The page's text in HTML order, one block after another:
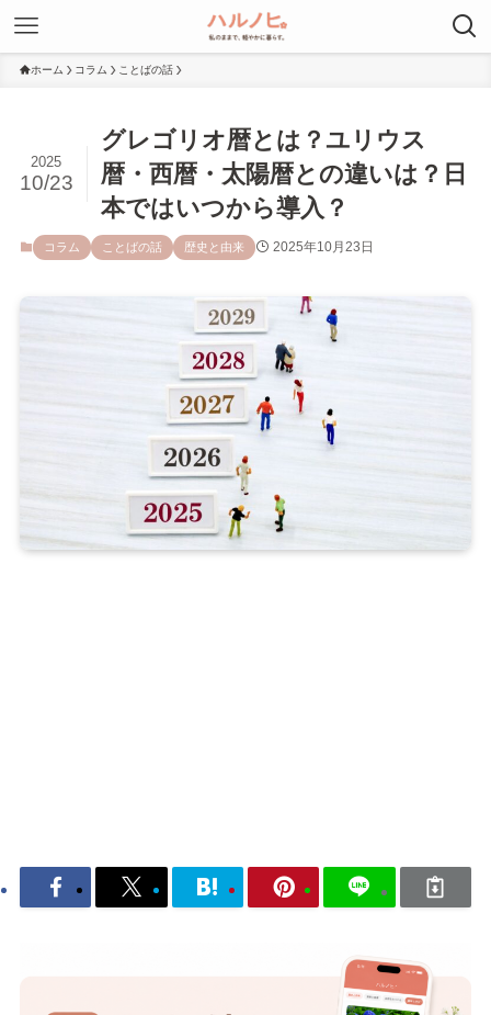
ホーム コラム ことばの話
グレゴリオ暦とは？ユリウス
暦・西暦・太陽暦との違いは？日
本ではいつから導入？
2025
10/23
コラム ことばの話 歴史と由来 2025年10月23日